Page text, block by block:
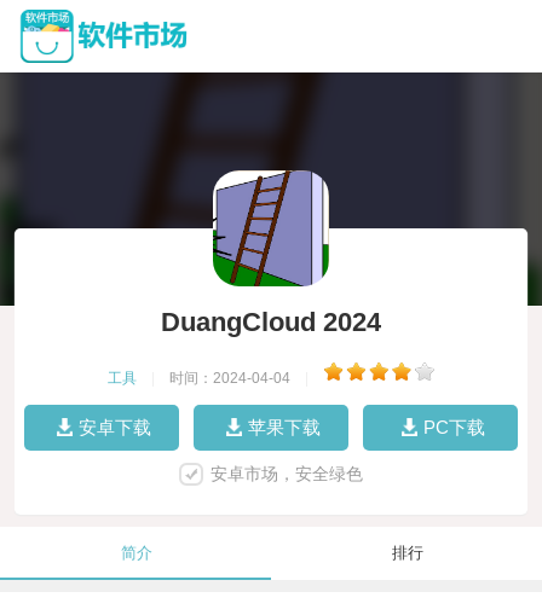
DuangCloud 2024
工具 时间：2024-04-04
安卓下载 苹果下载 PC下载
安卓市场，安全绿色
简介 排行